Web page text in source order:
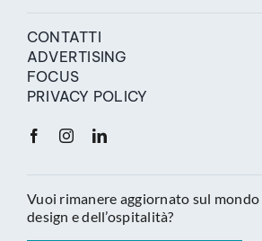
CONTATTI
ADVERTISING
FOCUS
PRIVACY POLICY
Vuoi rimanere aggiornato sul
design e dell’ospitalità?